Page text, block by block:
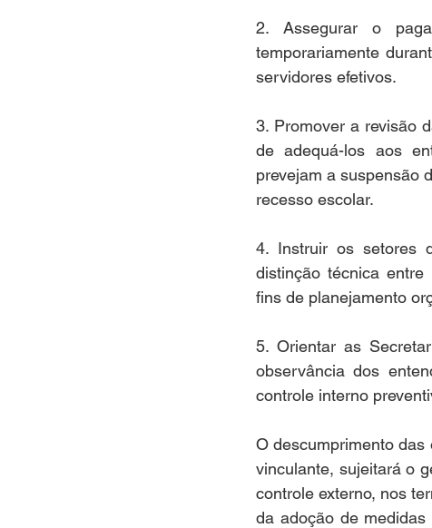
2. Assegurar o
temporariamente
servidores efetivos.
3. Promover a revisão
de adequá-los aos
prevejam a suspensão
recesso escolar.
4. Instruir os setores
distinção técnica
fins de planejamento
5. Orientar as
observância dos
controle interno
O descumprimento
vinculante, sujeitará o
controle externo, nos
da adoção de